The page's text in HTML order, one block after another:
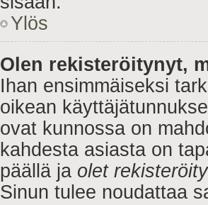
Ylös
Olen rekisteröitynyt,
Ihan ensimmäiseksi
oikean
ovat kunnossa on
kahdesta asiasta on
päällä ja olet
Sinun tulee noudattaa